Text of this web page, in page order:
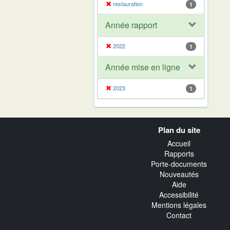
restauration 1
Année rapport
2022 1
Année mise en ligne
2023 1
Plan du site
Accueil
Rapports
Porte-documents
Nouveautés
Aide
Accessibilité
Mentions légales
Contact